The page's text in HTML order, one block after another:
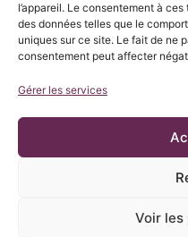
l’appareil. Le consentement à
des données telles que le
uniques sur ce site. Le fait de ne
consentement peut affecter
Gérer les services
Voir
© Copyright
Le contenu de ce site Web